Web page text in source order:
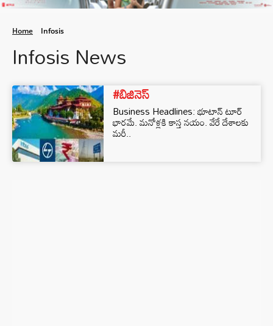
Home Infosis
Infosis News
#బిజినెస్‌
Business Headlines: భూటాన్‌ టూర్‌
భారమే. మనోళ్లకి కాస్త నయం. వేరే దేశాలకు
మరీ..